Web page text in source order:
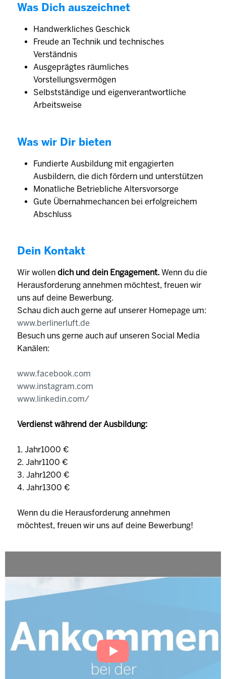
Was Dich auszeichnet
Handwerkliches Geschick
Freude an Technik und technisches
Verständnis
Ausgeprägtes räumliches
Vorstellungsvermögen
Selbstständige und eigenverantwortliche
Arbeitsweise
Was wir Dir bieten
Fundierte Ausbildung mit engagierten
Ausbildern, die dich fördern und unterstützen
Monatliche Betriebliche Altersvorsorge
Gute Übernahmechancen bei erfolgreichem
Abschluss
Dein Kontakt
Wir wollen dich und dein Engagement. Wenn du die
Herausforderung annehmen möchtest, freuen wir
uns auf deine Bewerbung.
Schau dich auch gerne auf unserer Homepage um:
www.berlinerluft.de
Besuch uns gerne auch auf unseren Social Media
Kanälen:
www.facebook.com
www.instagram.com
www.linkedin.com/
Verdienst während der Ausbildung:
1. Jahr1000 €
2. Jahr1100 €
3. Jahr1200 €
4. Jahr1300 €
Wenn du die Herausforderung annehmen
möchtest, freuen wir uns auf deine Bewerbung!